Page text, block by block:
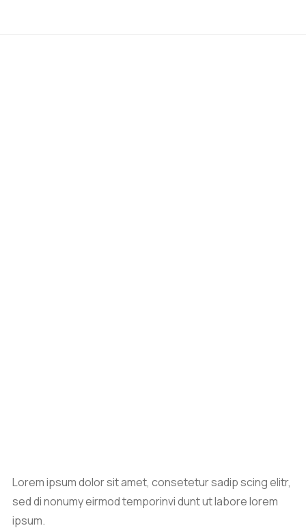
Lorem ipsum dolor sit amet, consetetur sadip scing elitr,
sed di nonumy eirmod temporinvi dunt ut labore lorem
ipsum.